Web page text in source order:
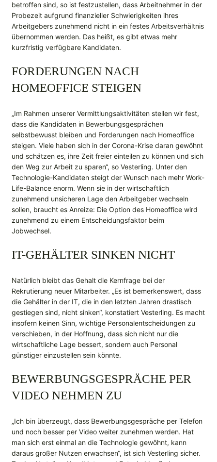
betroffen sind, so ist festzustellen, dass Arbeitnehmer in der
Probezeit aufgrund finanzieller Schwierigkeiten ihres
Arbeitgebers zunehmend nicht in ein festes Arbeitsverhältnis
übernommen werden. Das heißt, es gibt etwas mehr
kurzfristig verfügbare Kandidaten.
FORDERUNGEN NACH
HOMEOFFICE STEIGEN
„Im Rahmen unserer Vermittlungsaktivitäten stellen wir fest,
dass die Kandidaten in Bewerbungsgesprächen
selbstbewusst bleiben und Forderungen nach Homeoffice
steigen. Viele haben sich in der Corona-Krise daran gewöhnt
und schätzen es, ihre Zeit freier einteilen zu können und sich
den Weg zur Arbeit zu sparen“, so Vesterling. Unter den
Technologie-Kandidaten steigt der Wunsch nach mehr Work-
Life-Balance enorm. Wenn sie in der wirtschaftlich
zunehmend unsicheren Lage den Arbeitgeber wechseln
sollen, braucht es Anreize: Die Option des Homeoffice wird
zunehmend zu einem Entscheidungsfaktor beim
Jobwechsel.
IT-GEHÄLTER SINKEN NICHT
Natürlich bleibt das Gehalt die Kernfrage bei der
Rekrutierung neuer Mitarbeiter. „Es ist bemerkenswert, dass
die Gehälter in der IT, die in den letzten Jahren drastisch
gestiegen sind, nicht sinken“, konstatiert Vesterling. Es macht
insofern keinen Sinn, wichtige Personalentscheidungen zu
verschieben, in der Hoffnung, dass sich nicht nur die
wirtschaftliche Lage bessert, sondern auch Personal
günstiger einzustellen sein könnte.
BEWERBUNGSGESPRÄCHE PER
VIDEO NEHMEN ZU
„Ich bin überzeugt, dass Bewerbungsgespräche per Telefon
und noch besser per Video weiter zunehmen werden. Hat
man sich erst einmal an die Technologie gewöhnt, kann
daraus großer Nutzen erwachsen“, ist sich Vesterling sicher.